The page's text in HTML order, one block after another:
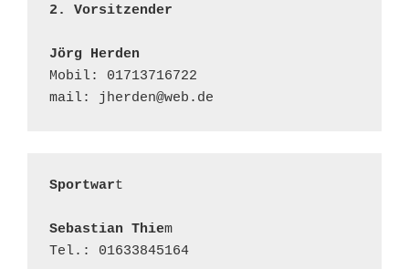
2. Vorsitzender
Jörg Herden
Mobil: 01713716722
mail: jherden@web.de
Sportwart
Sebastian Thiem
Tel.: 01633845164